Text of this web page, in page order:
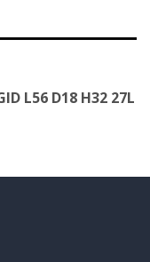
L56 D18 H32 27L